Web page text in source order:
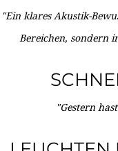
"Ein klares Akustik-
Bereichen, sondern
"Gestern